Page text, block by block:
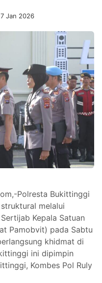
Jan 2026
Polresta Bukittinggi
melalui
Kepala Satuan
Pamobvit) pada Sabtu
khidmat di
ini dipimpin
Kombes Pol Ruly